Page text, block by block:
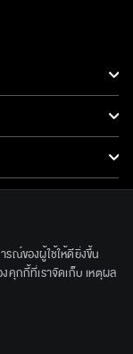
Reserved.
รณ์ของผู้ใช้ให้ดียิ่งขึ้น
คุกกี้ที่เราจัดเก็บ เหตุผล